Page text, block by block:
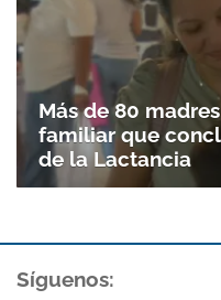
Más de 80
familiar que
de la Lactancia
Síguenos: